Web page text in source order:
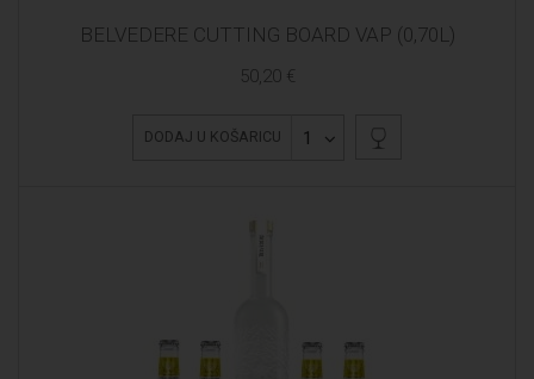
BELVEDERE CUTTING BOARD VAP (0,70L)
50,20 €
DODAJ U KOŠARICU 1